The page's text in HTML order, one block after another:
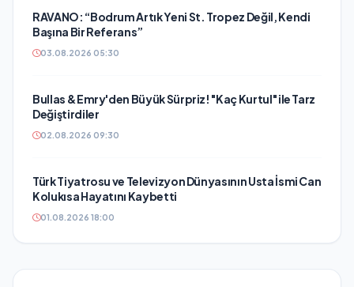
RAVANO: “Bodrum Artık Yeni St. Tropez Değil, Kendi
Başına Bir Referans”
03.08.2026 05:30
Bullas & Emry'den Büyük Sürpriz! "Kaç Kurtul" ile Tarz
Değiştirdiler
02.08.2026 09:30
Türk Tiyatrosu ve Televizyon Dünyasının Usta İsmi Can
Kolukısa Hayatını Kaybetti
01.08.2026 18:00